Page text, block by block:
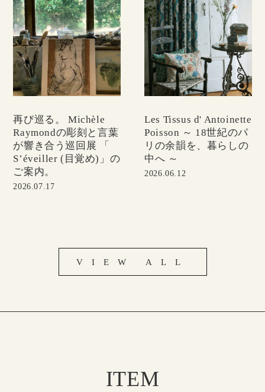
再び巡る。 Michèle
Raymondの彫刻と言葉
が響き合う巡回展 「
S’éveiller (目覚め)」の
ご案内。
2026.07.17
Les Tissus d' Antoinette
Poisson ～ 18世紀のパ
リの余韻を、暮らしの
中へ ～
2026.06.12
VIEW ALL
ITEM